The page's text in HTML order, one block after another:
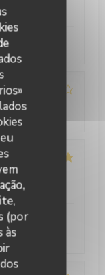
(por
às
will man